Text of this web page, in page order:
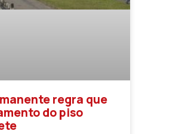
regra que
do piso